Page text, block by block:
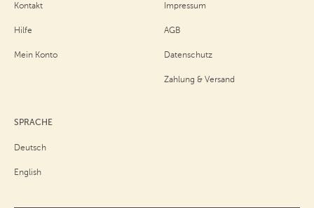
Kontakt
Hilfe
Mein Konto
Impressum
AGB
Datenschutz
Zahlung & Versand
SPRACHE
Deutsch
English